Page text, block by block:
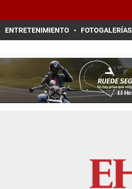
ENTRETENIMIENTO FOTOGALERÍAS